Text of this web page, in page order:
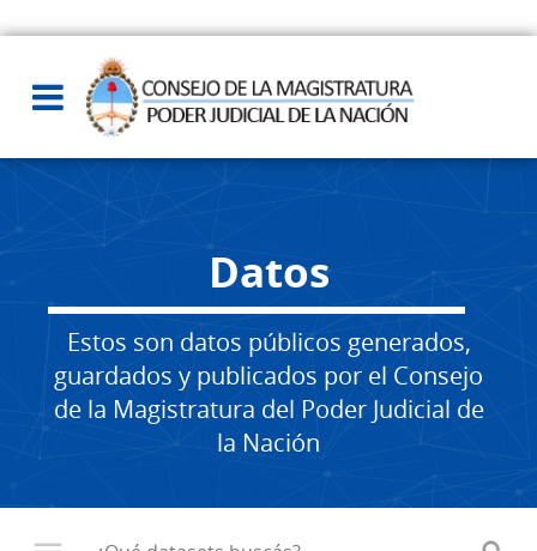
Datos
Estos son datos públicos generados,
guardados y publicados por el Consejo
de la Magistratura del Poder Judicial de
la Nación